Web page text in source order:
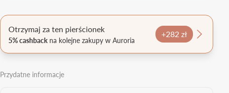
Otrzymaj za ten pierścionek
5% cashback na kolejne zakupy w Auroria
+282 zł
Przydatne informacje